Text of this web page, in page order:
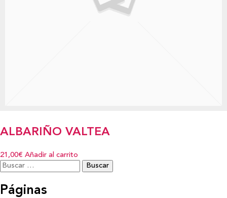
ALBARIÑO VALTEA
21,00€ Añadir al carrito
Buscar:
Páginas